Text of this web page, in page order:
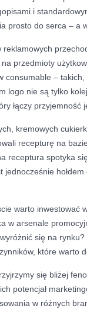
i
prosto do serca – a
reklamowych
przedmioty
consumable – takich,
logo nie są tylko
łączy
kremowych
recepturę na
receptura spotyka
jednocześnie
warto inwestować
w arsenale
się na
które warto
się bliżej
potencjał
w różnych